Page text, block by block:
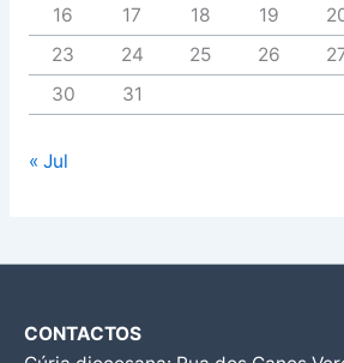
16
17 18 19
23
24 25 26
30
31
« Jul
CONTACTOS